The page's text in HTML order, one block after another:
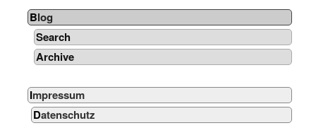
Blog
Search
Archive
Impressum
Datenschutz